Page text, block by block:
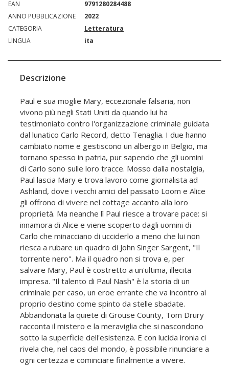
EAN
9791280284488
ANNO PUBBLICAZIONE
2022
CATEGORIA
Letteratura
LINGUA
ita
Descrizione
Paul e sua moglie Mary, eccezionale falsaria, non
vivono più negli Stati Uniti da quando lui ha
testimoniato contro l'organizzazione criminale guidata
dal lunatico Carlo Record, detto Tenaglia. I due hanno
cambiato nome e gestiscono un albergo in Belgio, ma
tornano spesso in patria, pur sapendo che gli uomini
di Carlo sono sulle loro tracce. Mosso dalla nostalgia,
Paul lascia Mary e trova lavoro come giornalista ad
Ashland, dove i vecchi amici del passato Loom e Alice
gli offrono di vivere nel cottage accanto alla loro
proprietà. Ma neanche lì Paul riesce a trovare pace: si
innamora di Alice e viene scoperto dagli uomini di
Carlo che minacciano di ucciderlo a meno che lui non
riesca a rubare un quadro di John Singer Sargent, "Il
torrente nero". Ma il quadro non si trova e, per
salvare Mary, Paul è costretto a un'ultima, illecita
impresa. "Il talento di Paul Nash" è la storia di un
criminale per caso, un eroe errante che va incontro al
proprio destino come spinto da stelle sbadate.
Abbandonata la quiete di Grouse County, Tom Drury
racconta il mistero e la meraviglia che si nascondono
sotto la superficie dell'esistenza. E con lucida ironia ci
rivela che, nel caos del mondo, è possibile rinunciare a
ogni certezza e cominciare finalmente a vivere.